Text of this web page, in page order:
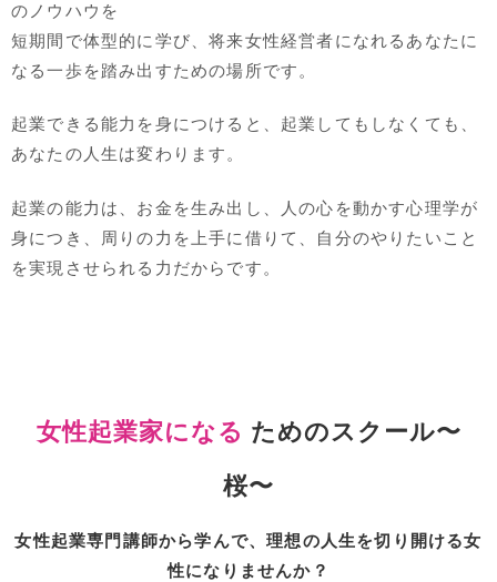
のノウハウを
短期間で体型的に学び、将来女性経営者になれるあなたに
なる一歩を踏み出すための場所です。
起業できる能力を身につけると、起業してもしなくても、
あなたの人生は変わります。
起業の能力は、お金を生み出し、人の心を動かす心理学が
身につき、周りの力を上手に借りて、自分のやりたいこと
を実現させられる力だからです。
女性起業家になる ためのスクール​〜
桜〜
女性起業専門講師から学んで、理想の人生を切り開ける女
性になりませんか？